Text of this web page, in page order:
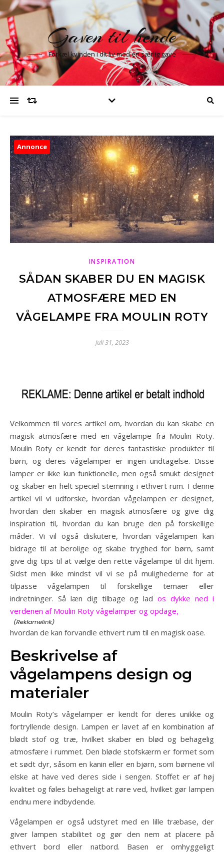
Gaven til hende
Forkæl kvinden i dit liv med en særlig gave
Annonce
INSPIRATION
SÅDAN SKABER DU EN MAGISK
ATMOSFÆRE MED EN
VÅGELAMPE FRA MOULIN ROTY
juli 31, 2023
Velkommen til vores artikel om, hvordan du kan skabe en
magisk atmosfære med en vågelampe fra Moulin Roty.
Moulin Roty er kendt for deres fantastiske produkter til
børn, og deres vågelamper er ingen undtagelse. Disse
lamper er ikke kun funktionelle, men også smukt designet
og skaber en helt speciel stemning i ethvert rum. I denne
artikel vil vi udforske, hvordan vågelampen er designet,
hvordan den skaber en magisk atmosfære og give dig
inspiration til, hvordan du kan bruge den på forskellige
måder. Vi vil også diskutere, hvordan vågelampen kan
bidrage til at berolige og skabe tryghed for børn, samt
give dig tips til at vælge den rette vågelampe til dit hjem.
Sidst men ikke mindst vil vi se på mulighederne for at
tilpasse vågelampen til forskellige temaer eller
indretninger. Så læn dig tilbage og lados dykke ned i
verdenen af Moulin Roty vågelamper og opdage,
hvordan de kan forvandle ethvert rum til en magisk oase.
Beskrivelse af
vågelampens design og
materialer
Moulin Roty’s vågelamper er kendt for deres unikke og
fortryllende design. Lampen er lavet af en kombination af
blødt stof og træ, hvilket skaber en blød og behagelig
atmosfære i rummet. Den bløde stofskærm er formet som
et sødt dyr, såsom en kanin eller en bjørn, som børnene vil
elske at have ved deres side i sengen. Stoffet er af høj
kvalitet og føles behageligt at røre ved, hvilket gør lampen
endnu mere indbydende.
Vågelampen er også udstyret med en lille træbase, der
giver lampen stabilitet og gør den nem at placere på
ethvert bord eller natbord. Basen er omhyggeligt